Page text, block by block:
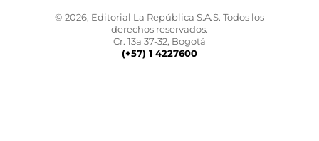
© 2026, Editorial La República S.A.S. Todos los
derechos reservados.
Cr. 13a 37-32, Bogotá
(+57) 1 4227600